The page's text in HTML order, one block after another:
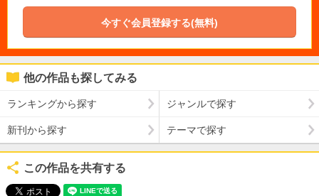
今すぐ会員登録する(無料)
他の作品も探してみる
ランキングから探す ジャンルで探す
新刊から探す テーマで探す
この作品を共有する